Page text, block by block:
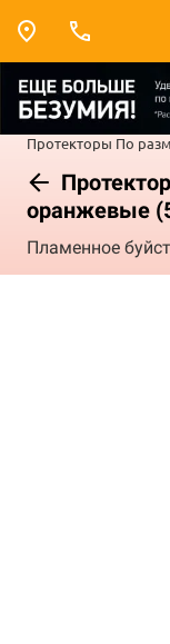
Протекторы По
оранжевые
Пламенное